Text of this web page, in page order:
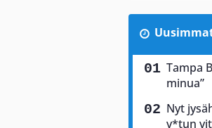
Tampa
minua”
Nyt
v*tun